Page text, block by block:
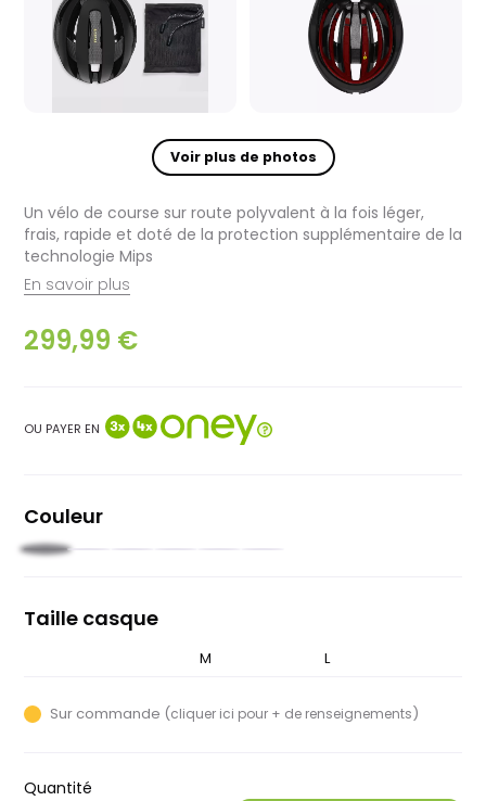
Voir plus de photos
Un vélo de course sur route polyvalent à la fois léger,
frais, rapide et doté de la protection supplémentaire de la
technologie Mips
En savoir plus
299,99 €
OU PAYER EN
Couleur
Noir Rouge
Taille casque
M L
Sur commande (cliquer ici pour + de renseignements)
Quantité